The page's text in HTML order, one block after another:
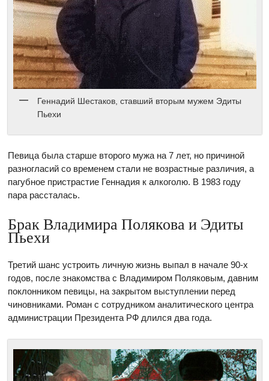
Геннадий Шестаков, ставший вторым мужем Эдиты
Пьехи
Певица была старше второго мужа на 7 лет, но причиной
разногласий со временем стали не возрастные различия, а
пагубное пристрастие Геннадия к алкоголю. В 1983 году
пара рассталась.
Брак Владимира Полякова и Эдиты
Пьехи
Третий шанс устроить личную жизнь выпал в начале 90-х
годов, после знакомства с Владимиром Поляковым, давним
поклонником певицы, на закрытом выступлении перед
чиновниками. Роман с сотрудником аналитического центра
администрации Президента РФ длился два года.